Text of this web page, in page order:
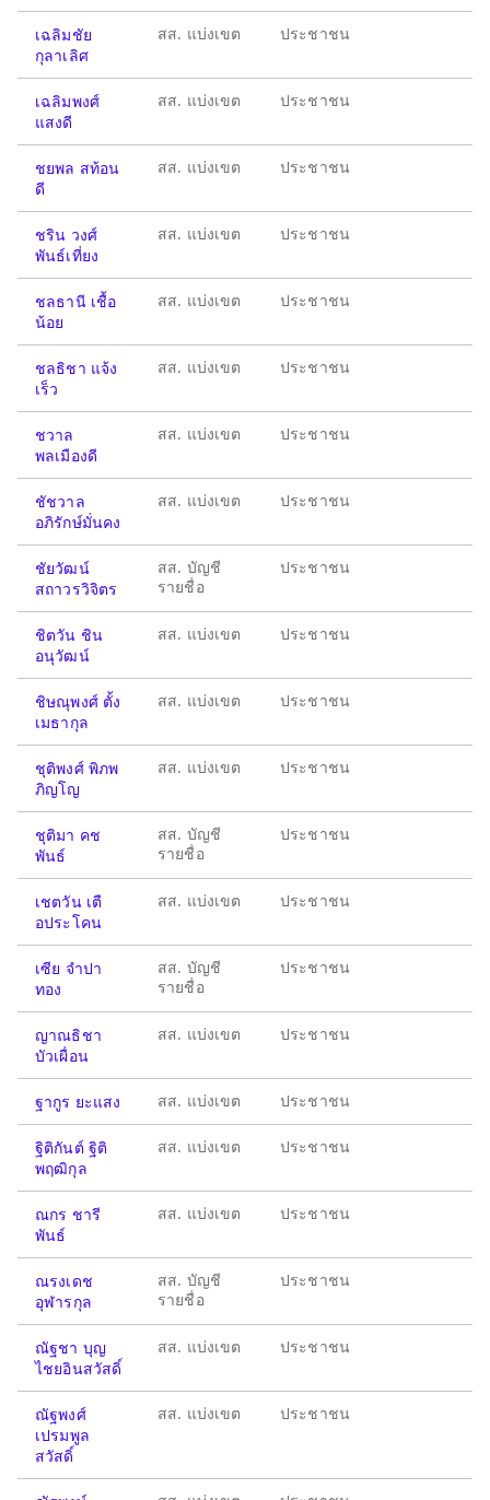
เฉลิมชัย
กุลาเลิศ
สส. แบ่งเขต ประชาชน
เฉลิมพงศ์
แสงดี
สส. แบ่งเขต ประชาชน
ชยพล สท้อน
ดี
สส. แบ่งเขต ประชาชน
ชริน วงศ์
พันธ์เที่ยง
สส. แบ่งเขต ประชาชน
ชลธานี เชื้อ
น้อย
สส. แบ่งเขต ประชาชน
ชลธิชา แจ้ง
เร็ว
สส. แบ่งเขต ประชาชน
ชวาล
พลเมืองดี
สส. แบ่งเขต ประชาชน
ชัชวาล
อภิรักษ์มั่นคง
สส. แบ่งเขต ประชาชน
ชัยวัฒน์
สถาวรวิจิตร
สส. บัญชี
รายชื่อ
ประชาชน
ชิตวัน ชิน
อนุวัฒน์
สส. แบ่งเขต ประชาชน
ชิษณุพงศ์ ตั้ง
เมธากุล
สส. แบ่งเขต ประชาชน
ชุติพงศ์ พิภพ
ภิญโญ
สส. แบ่งเขต ประชาชน
ชุติมา คช
พันธ์
สส. บัญชี
รายชื่อ
ประชาชน
เชตวัน เตื
อประโคน
สส. แบ่งเขต ประชาชน
เซีย จำปา
ทอง
สส. บัญชี
รายชื่อ
ประชาชน
ญาณธิชา
บัวเผื่อน
สส. แบ่งเขต ประชาชน
ฐากูร ยะแสง สส. แบ่งเขต ประชาชน
ฐิติกันต์ ฐิติ
พฤฒิกุล
สส. แบ่งเขต ประชาชน
ณกร ชารี
พันธ์
สส. แบ่งเขต ประชาชน
ณรงเดช
อุฬารกุล
สส. บัญชี
รายชื่อ
ประชาชน
ณัฐชา บุญ
ไชยอินสวัสดิ์
สส. แบ่งเขต ประชาชน
ณัฐพงศ์
เปรมพูล
สวัสดิ์
สส. แบ่งเขต ประชาชน